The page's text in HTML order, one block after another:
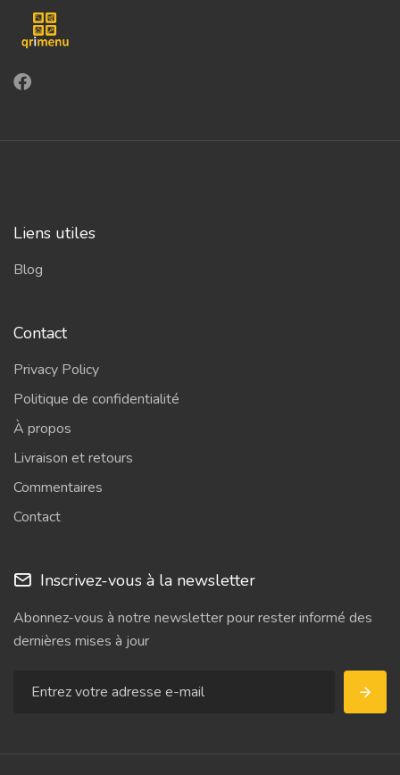
Liens utiles
Blog
Contact
Privacy Policy
Politique de confidentialité
À propos
Livraison et retours
Commentaires
Contact
Inscrivez-vous à la newsletter
Abonnez-vous à notre newsletter pour rester informé des
dernières mises à jour